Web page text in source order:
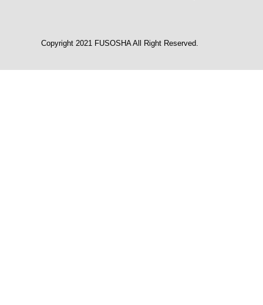
Copyright 2021 FUSOSHA All Right Reserved.